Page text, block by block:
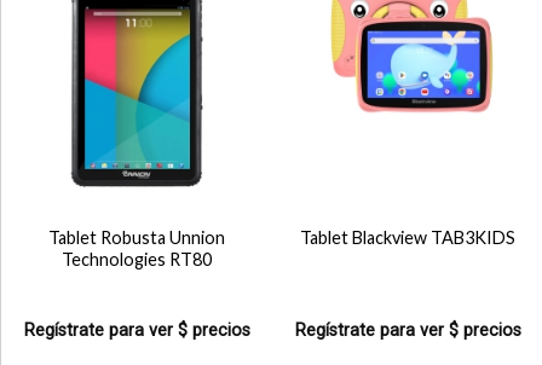
Tablet Robusta Unnion
Technologies RT80
Regístrate para ver $ precios
Tablet Blackview TAB3KIDS
Regístrate para ver $ precios